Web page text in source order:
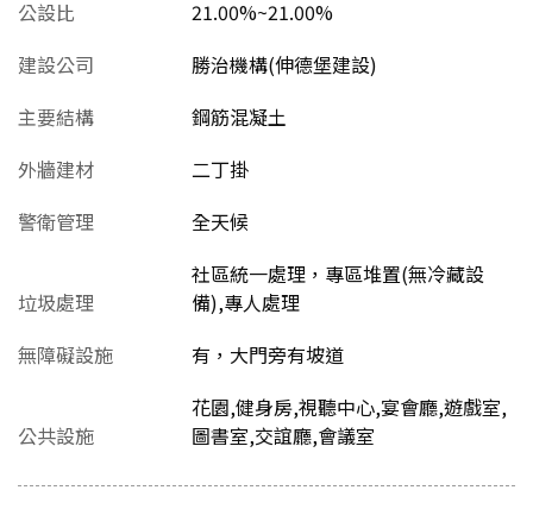
公設比
21.00%~21.00%
建設公司
勝治機構(伸德堡建設)
主要結構
鋼筋混凝土
外牆建材
二丁掛
警衛管理
全天候
垃圾處理
社區統一處理，專區堆置(無冷藏設
備),專人處理
無障礙設施
有，大門旁有坡道
公共設施
花園,健身房,視聽中心,宴會廳,遊戲室,
圖書室,交誼廳,會議室